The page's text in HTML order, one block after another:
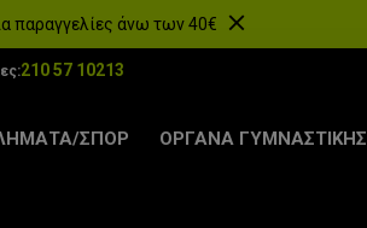
παραγγελίες άνω των 40€
210 57 10213
ΣΠΟΡ ΟΡΓΑΝΑ ΓΥΜΝΑΣΤΙΚΗΣ